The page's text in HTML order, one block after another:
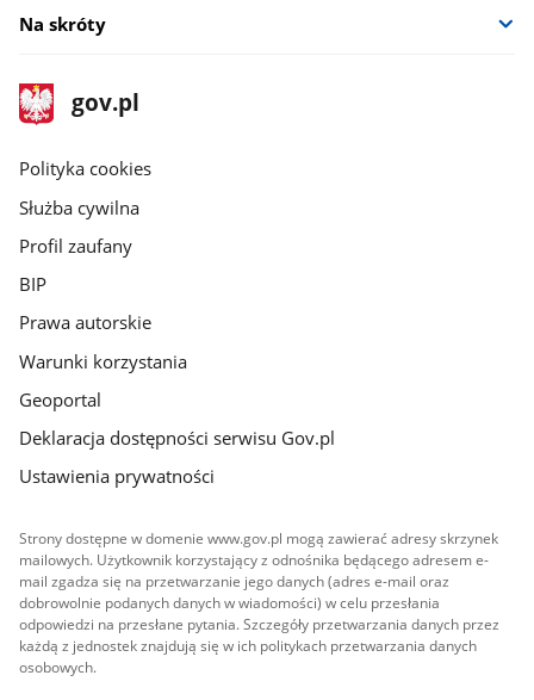
Na skróty
stopka
gov.pl
Strona
gov.pl
gov.pl
Polityka cookies
Służba cywilna
Profil zaufany
BIP
Prawa autorskie
Warunki korzystania
Geoportal
Deklaracja dostępności serwisu Gov.pl
Ustawienia prywatności
Strony dostępne w domenie www.gov.pl mogą zawierać adresy skrzynek
mailowych. Użytkownik korzystający z odnośnika będącego adresem e-
mail zgadza się na przetwarzanie jego danych (adres e-mail oraz
dobrowolnie podanych danych w wiadomości) w celu przesłania
odpowiedzi na przesłane pytania. Szczegóły przetwarzania danych przez
każdą z jednostek znajdują się w ich politykach przetwarzania danych
osobowych.